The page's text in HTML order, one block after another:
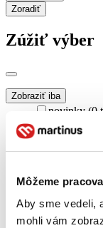
Môžeme
Aby sme vedeli,
mohli vám
Zoradiť
Zúžiť výber
Zobraziť iba
novinky (0
zľavnené
Dostupnosť
predpredaj
dostupná
vypredaných)